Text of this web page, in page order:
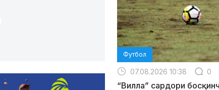
Футбол
07.08.2026 10:38 0
“Вилла” сардори